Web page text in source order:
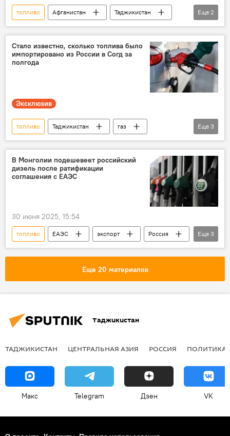
топливо Афганистан
Таджикистан
Иран
бензин
Еще 2
Стало известно, сколько топлива было
импортировано из России в Согд за
полгода
Эксклюзив
топливо Таджикистан
газ
бензин
Новости Худжанда и Согдийской области
Энергетика
Еще 3
В Монголии подешевеет российский
дизель после ратификации
соглашения с ЕАЭС
30 июня 2025, 15:54
топливо ЕАЭС экспорт
Россия
Экономика
торговля Энергетика
Еще 3
Еще 20 материалов
Таджикистан
ТАДЖИКИСТАН ЦЕНТРАЛЬНАЯ АЗИЯ РОССИЯ ПОЛИТИКА
Макс Telegram Дзен VK